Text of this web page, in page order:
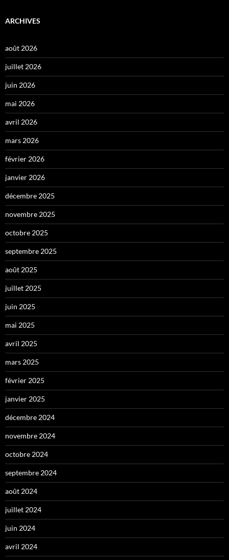
ARCHIVES
août 2026
juillet 2026
juin 2026
mai 2026
avril 2026
mars 2026
février 2026
janvier 2026
décembre 2025
novembre 2025
octobre 2025
septembre 2025
août 2025
juillet 2025
juin 2025
mai 2025
avril 2025
mars 2025
février 2025
janvier 2025
décembre 2024
novembre 2024
octobre 2024
septembre 2024
août 2024
juillet 2024
juin 2024
avril 2024